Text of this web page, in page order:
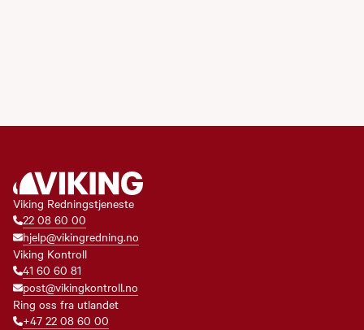
Viking Redningstjeneste
22 08 60 00
hjelp@vikingredning.no
Viking Kontroll
41 60 60 81
post@vikingkontroll.no
Ring oss fra utlandet
+47 22 08 60 00